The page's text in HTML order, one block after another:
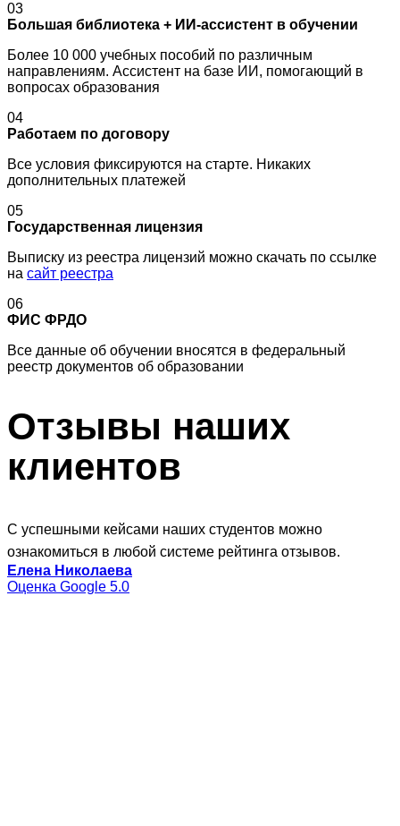
03
Большая библиотека + ИИ-ассистент в обучении
Более 10 000 учебных пособий по различным
направлениям. Ассистент на базе ИИ, помогающий в
вопросах образования
04
Работаем по договору
Все условия фиксируются на старте. Никаких
дополнительных платежей
05
Государственная лицензия
Выписку из реестра лицензий можно скачать по ссылке
на сайт реестра
06
ФИС ФРДО
Все данные об обучении вносятся в федеральный
реестр документов об образовании
Отзывы наших
клиентов
С успешными кейсами наших студентов можно
ознакомиться в любой системе рейтинга отзывов.
Елена Николаева
Оценка Google 5.0